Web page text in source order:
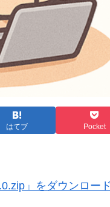
はてブ Pocket
」をダウンロード